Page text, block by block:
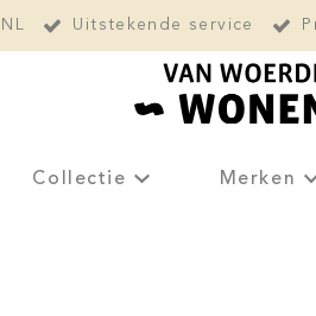
Uitstekende service
Collectie Merken